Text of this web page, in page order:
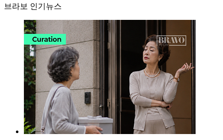
브라보 인기뉴스